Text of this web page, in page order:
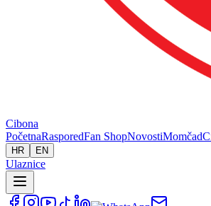
Cibona
PočetnaRasporedFan ShopNovostiMomčad
HR EN
Ulaznice